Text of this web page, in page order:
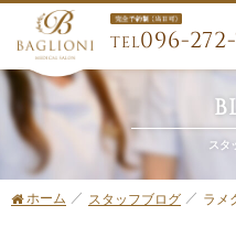
TEL096-
スタ
ホーム スタッフブログ ラメ